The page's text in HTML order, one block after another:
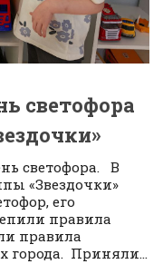
светофора
светофора. В
«Звездочки»
его
правила
правила
города. Приняли...